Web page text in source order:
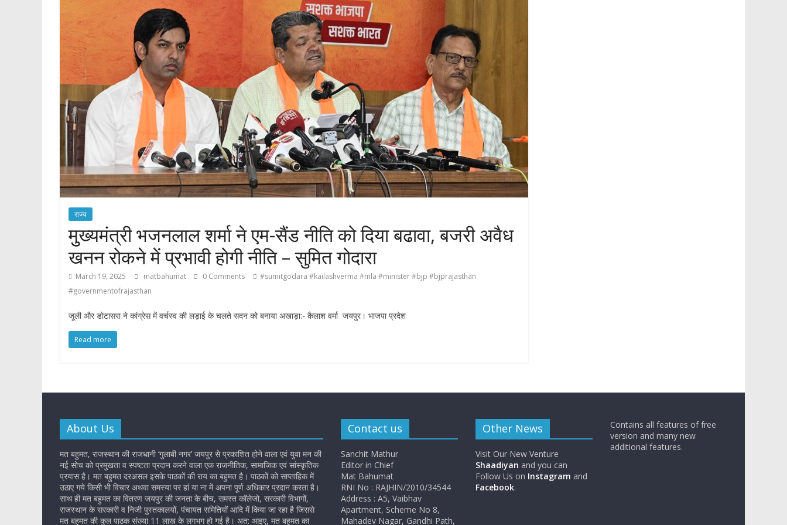
राज्य
मुुख्यमंत्री भजनलाल शर्मा ने एम-सैंड नीति को दिया बढावा, बजरी अवैध
खनन रोकने में प्रभावी होगी नीति – सुमित गोदारा
March 19, 2025 matbahumat 0 Comments
#sumitgodara #kailashverma #mla #minister #bjp #bjprajasthan
#governmentofrajasthan
जूली और डोटासरा ने कांग्रेस में वर्चस्व की लड़ाई के चलते सदन को बनाया अखाड़ा:- कैलाश वर्मा जयपुर। भाजपा प्रदेश
Read more
About Us
मत बहुमत, राजस्थान की राजधानी ‘गुलाबी नगर’ जयपुर से प्रकाशित होने वाला एवं युवा मन की
नई सोच को प्रमुखता व स्पष्टता प्रदान करने वाला एक राजनीतिक, सामाजिक एवं सांस्कृतिक
प्रयास है। मत बहुमत दरअसल इसके पाठकों की राय का बहुमत है। पाठकों को साप्ताहिक में
उठाए गये किसी भी विचार अथवा समस्या पर हां या ना में अपना पूर्ण अधिकार प्रदान करता है।
साथ ही मत बहुमत का वितरण जयपुर की जनता के बीच, समस्त कॉलेजो, सरकारी विभागों,
राजस्थान के सरकारी व निजी पुस्तकालयों, पंचायत समितियों आदि में किया जा रहा है जिससे
मत बहुमत की कुल पाठक संख्या 11 लाख के लगभग हो गई है। अत: आइए, मत बहुमत का
Contact us
Sanchit Mathur
Editor in Chief
Mat Bahumat
RNI No : RAJHIN/2010/34544
Address : A5, Vaibhav
Apartment, Scheme No 8,
Mahadev Nagar, Gandhi Path,
Other News
Visit Our New Venture
Shaadiyan and you can
Follow Us on Instagram and
Facebook.
Contains all features of free
version and many new
additional features.